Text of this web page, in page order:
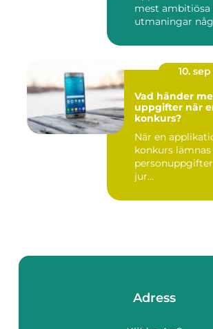
mest ambitiösa
utmaningar
10. sep
Vad händer
uppgifter när
konkurs?
När en
konkurs lämnas
jur...
Adress